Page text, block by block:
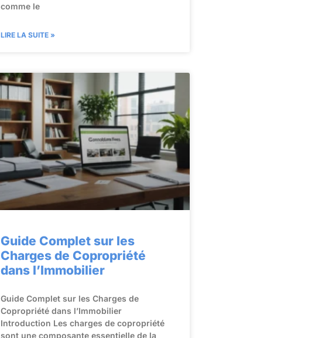
comme le
LIRE LA SUITE »
Guide Complet sur les
Charges de Copropriété
dans l’Immobilier
Guide Complet sur les Charges de
Copropriété dans l’Immobilier
Introduction Les charges de copropriété
sont une composante essentielle de la